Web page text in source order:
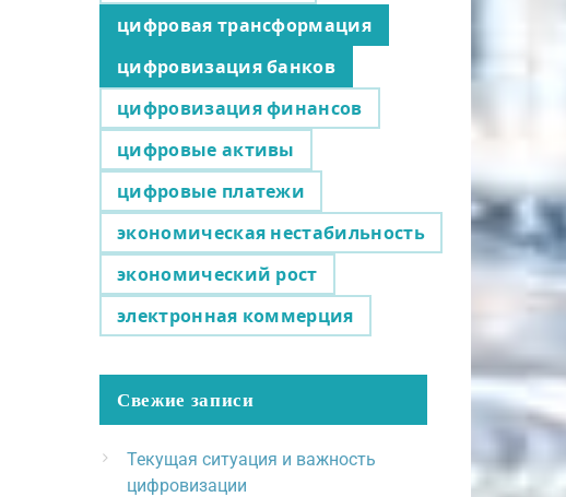
цифровая трансформация
цифровизация банков
цифровизация финансов
цифровые активы
цифровые платежи
экономическая нестабильность
экономический рост
электронная коммерция
Свежие записи
Текущая ситуация и важность
цифровизации